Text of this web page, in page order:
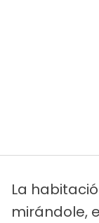
La
mirándole,